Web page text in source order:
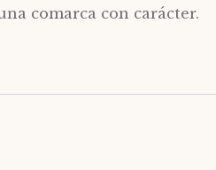
comarca con carácter.